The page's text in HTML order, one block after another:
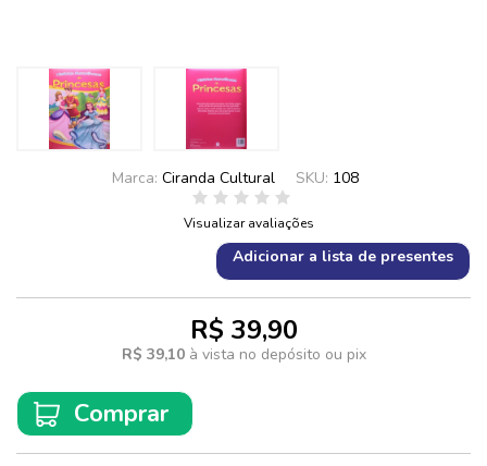
Marca: Ciranda Cultural SKU: 108
Visualizar avaliações
Adicionar a lista de presentes
R$ 39,90
R$ 39,10à vista no depósito ou pix
Comprar